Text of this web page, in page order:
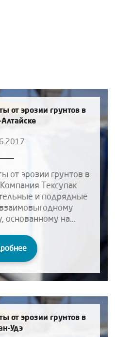
от эрозии грунтов в
от эрозии грунтов в
Тексупак
и подрядные
основанному на...
от эрозии грунтов в
Удэ